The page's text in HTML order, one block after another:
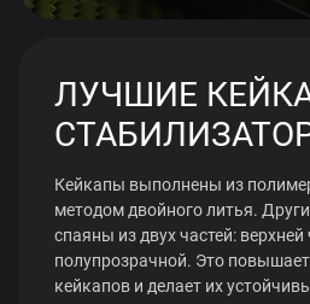
ЛУЧШИЕ
Кейкапы выполнены из
методом двойного литья.
спаяны из двух частей:
полупрозрачной. Это
кейкапов и делает их